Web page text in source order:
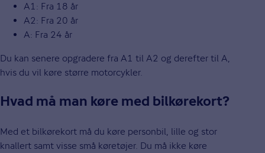
A1: Fra 18 år
A2: Fra 20 år
A: Fra 24 år
Du kan senere opgradere fra A1 til A2 og derefter til A,
hvis du vil køre større motorcykler.
Hvad må man køre med bilkørekort?
Med et bilkørekort må du køre personbil, lille og stor
knallert samt visse små køretøjer. Du må ikke køre